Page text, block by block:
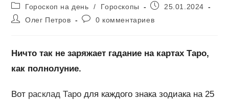
Рубрика
записи:
Гороскоп на день / Гороскопы
Запись25.01.2024
АвторОлег Петров
Комментарии
0 комментариев
Ничто так не заряжает гадание на картах Таро,
как полнолуние.
Вот расклад Таро для каждого знака зодиака на 25